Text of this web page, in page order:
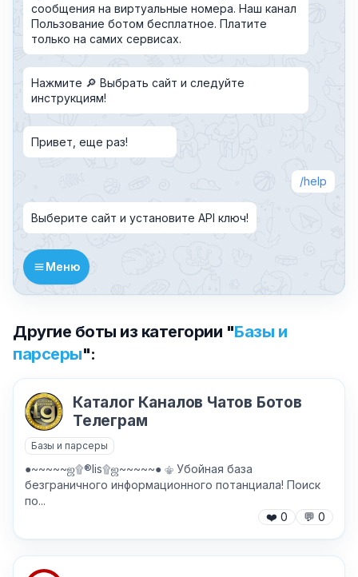
сообщения на виртуальные номера. Наш канал
Пользование ботом бесплатное. Платите
только на самих сервисах.
Нажмите 🔎 Выбрать сайт и следуйте
инструкциям!
Привет, еще раз!
help
Выберите сайт и установите API ключ!
Меню
Другие боты из категории "Базы и
парсеры":
Каталог Каналов Чатов Ботов
Телеграм
Базы и парсеры
●~~~~~ஜ۩®lis۩ஜ~~~~~● ⚜ Убойная база
безграничного информационного потанциала! Поиск
по...
❤️ 0 💬 0